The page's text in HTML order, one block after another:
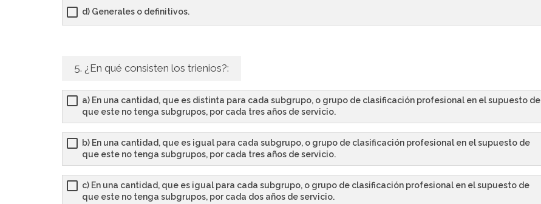
d) Generales o definitivos.
5. ¿En qué consisten los trienios?:
a) En una cantidad, que es distinta para cada subgrupo, o grupo de clasificación profesional en el supuesto de
que este no tenga subgrupos, por cada tres años de servicio.
b) En una cantidad, que es igual para cada subgrupo, o grupo de clasificación profesional en el supuesto de
que este no tenga subgrupos, por cada tres años de servicio.
c) En una cantidad, que es igual para cada subgrupo, o grupo de clasificación profesional en el supuesto de
que este no tenga subgrupos, por cada dos años de servicio.